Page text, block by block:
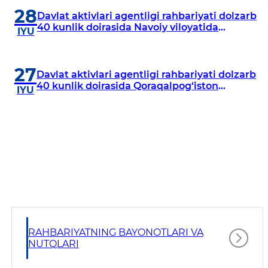
28
IYU
Davlat aktivlari agentligi rahbariyati dolzarb
40 kunlik doirasida Navoiy viloyatida
27
IYU
Davlat aktivlari agentligi rahbariyati dolzarb
40 kunlik doirasida Qoraqalpog‘iston
RAHBARIYATNING BAYONOTLARI VA
NUTQLARI